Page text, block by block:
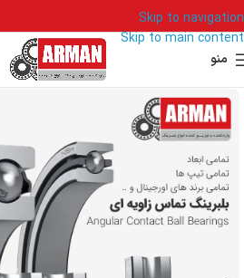
Skip to navigation
Skip to main content
منو